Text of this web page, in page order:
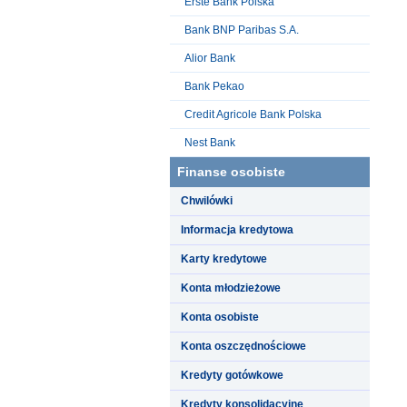
Bank BNP Paribas S.A.
Alior Bank
Bank Pekao
Credit Agricole Bank Polska
Nest Bank
Finanse osobiste
Chwilówki
Informacja kredytowa
Karty kredytowe
Konta młodzieżowe
Konta osobiste
Konta oszczędnościowe
Kredyty gotówkowe
Kredyty konsolidacyjne